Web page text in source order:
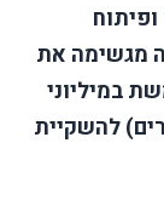
מגשימה את
במיליוני
להשקיית
לפרי.